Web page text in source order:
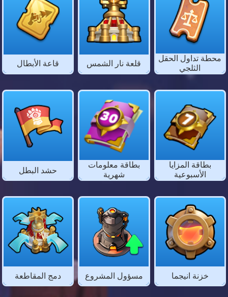
قاعة الأبطال قلعة نار الشمس
محطة تداول الحقل
الثلجي
حشد البطل
بطاقة معلومات
شهرية
بطاقة المزايا
الأسبوعية
دمج المقاطعة مسؤول المشروع خزنة انيجما